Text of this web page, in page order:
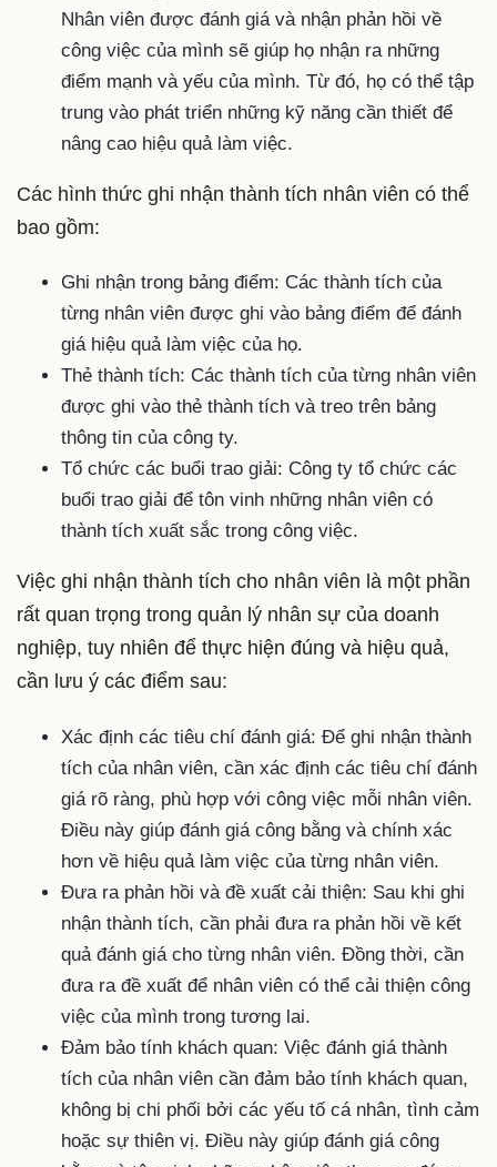
Nhân viên được đánh giá và nhận phản hồi về
công việc của mình sẽ giúp họ nhận ra những
điểm mạnh và yếu của mình. Từ đó, họ có thể tập
trung vào phát triển những kỹ năng cần thiết để
nâng cao hiệu quả làm việc.
Các hình thức ghi nhận thành tích nhân viên có thể
bao gồm:
Ghi nhận trong bảng điểm: Các thành tích của
từng nhân viên được ghi vào bảng điểm để đánh
giá hiệu quả làm việc của họ.
Thẻ thành tích: Các thành tích của từng nhân viên
được ghi vào thẻ thành tích và treo trên bảng
thông tin của công ty.
Tổ chức các buổi trao giải: Công ty tổ chức các
buổi trao giải để tôn vinh những nhân viên có
thành tích xuất sắc trong công việc.
Việc ghi nhận thành tích cho nhân viên là một phần
rất quan trọng trong quản lý nhân sự của doanh
nghiệp, tuy nhiên để thực hiện đúng và hiệu quả,
cần lưu ý các điểm sau:
Xác định các tiêu chí đánh giá: Để ghi nhận thành
tích của nhân viên, cần xác định các tiêu chí đánh
giá rõ ràng, phù hợp với công việc mỗi nhân viên.
Điều này giúp đánh giá công bằng và chính xác
hơn về hiệu quả làm việc của từng nhân viên.
Đưa ra phản hồi và đề xuất cải thiện: Sau khi ghi
nhận thành tích, cần phải đưa ra phản hồi về kết
quả đánh giá cho từng nhân viên. Đồng thời, cần
đưa ra đề xuất để nhân viên có thể cải thiện công
việc của mình trong tương lai.
Đảm bảo tính khách quan: Việc đánh giá thành
tích của nhân viên cần đảm bảo tính khách quan,
không bị chi phối bởi các yếu tố cá nhân, tình cảm
hoặc sự thiên vị. Điều này giúp đánh giá công